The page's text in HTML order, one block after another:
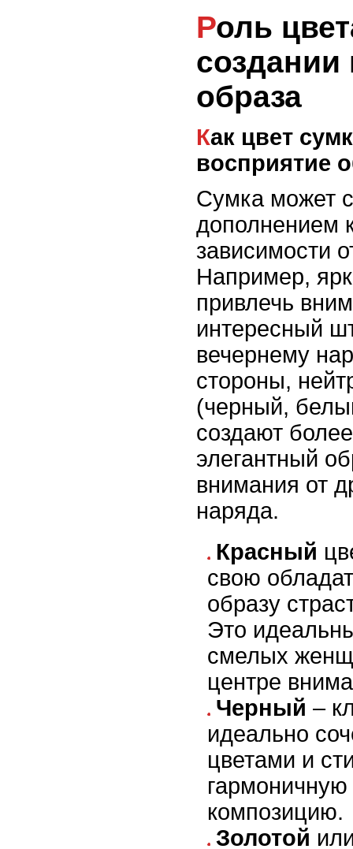
Роль цвета сумки в
создании
образа
Как цвет сумки влияет на
восприятие
Сумка может
дополнением
зависимости
Например,
привлечь
интересный
вечернему
стороны,
(черный,
создают
элегантный
внимания от
наряда.
Красный
свою
образу
Это
смелых
центре
Черный –
идеально
цветами и
композицию.
Золотой